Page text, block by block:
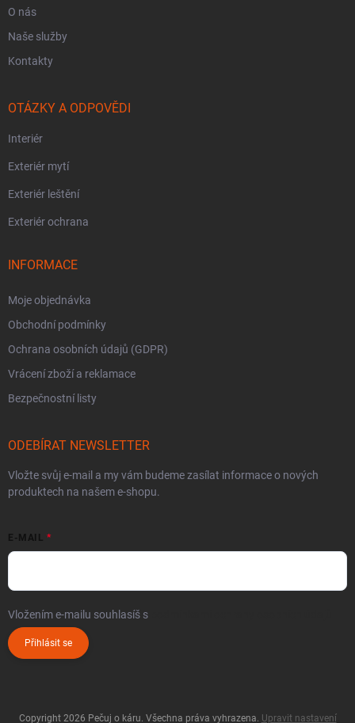
O nás
Naše služby
Kontakty
OTÁZKY A ODPOVĚDI
Interiér
Exteriér mytí
Exteriér leštění
Exteriér ochrana
INFORMACE
Moje objednávka
Obchodní podmínky
Ochrana osobních údajů (GDPR)
Vrácení zboží a reklamace
Bezpečnostní listy
ODEBÍRAT NEWSLETTER
Vložte svůj e-mail a my vám budeme zasílat informace o nových
produktech na našem e-shopu.
E-MAIL
Vložením e-mailu souhlasíš s
Přihlásit se
Copyright 2026 Pečuj o káru . Všechna práva vyhrazena. Upravit nastavení